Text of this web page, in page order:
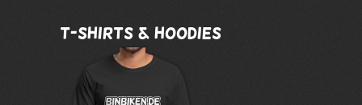
T-Shirts & Hoodies